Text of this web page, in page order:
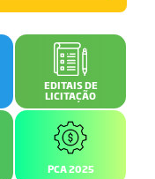
EDITAIS DE
LICITAÇÃO
PCA 2025